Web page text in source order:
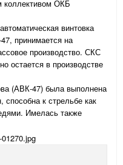
коллективом ОКБ
винтовка
принимается на
производство. СКС
остается в производстве
(АВК-47) была выполнена
к стрельбе как
Имелась также